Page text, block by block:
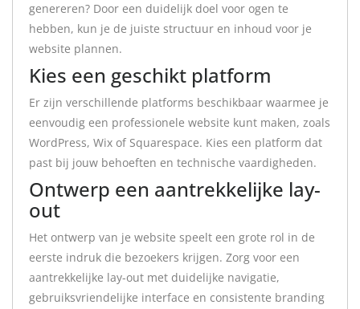
genereren? Door een duidelijk doel voor ogen te
hebben, kun je de juiste structuur en inhoud voor je
website plannen.
Kies een geschikt platform
Er zijn verschillende platforms beschikbaar waarmee je
eenvoudig een professionele website kunt maken, zoals
WordPress, Wix of Squarespace. Kies een platform dat
past bij jouw behoeften en technische vaardigheden.
Ontwerp een aantrekkelijke lay-
out
Het ontwerp van je website speelt een grote rol in de
eerste indruk die bezoekers krijgen. Zorg voor een
aantrekkelijke lay-out met duidelijke navigatie,
gebruiksvriendelijke interface en consistente branding